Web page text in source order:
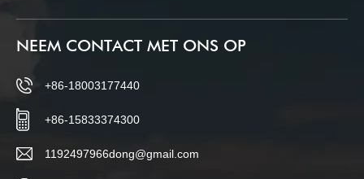
NEEM CONTACT MET ONS OP
+86-18003177440
+86-15833374300
1192497966dong@gmail.com